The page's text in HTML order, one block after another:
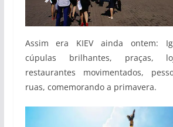
Assim era KIEV ainda ontem:
cúpulas brilhantes, praças,
restaurantes movimentados,
ruas, comemorando a primavera.